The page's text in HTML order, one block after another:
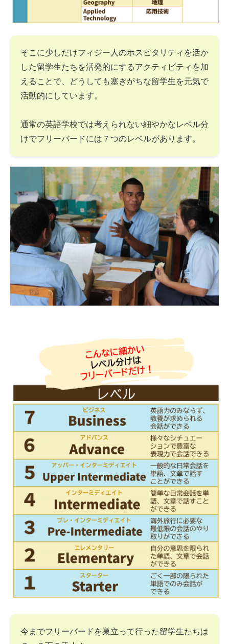
そこに少しだけフィジー人のホスピタリティを活か
した留学生たちを活発的にするアクティビティを加
えることで、どうしても塞ぎがちな留学生を元気で
活動的にしています。
通常の英語学校では考えられない細やかなレベル分
けでフリーバードには７つのレベルがあります。
今までフリーバードを巣立って行った留学生たちは